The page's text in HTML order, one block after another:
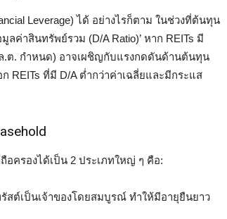
Leverage) ได้ อย่างไรก็ตาม ในช่วงที่ต้นทุน
ค่าสินทรัพย์รวม (D/A Ratio)’ หาก REITs มี
ล.ต. กำหนด) อาจเผชิญกับแรงกดดันด้านต้นทุน
REITs ที่มี D/A ต่ำกว่าค่าเฉลี่ยและมีกระแส
ครองได้เป็น 2 ประเภทใหญ่ ๆ คือ:
สต์เป็นเจ้าของโดยสมบูรณ์ ทำให้มีอายุยืนยาว